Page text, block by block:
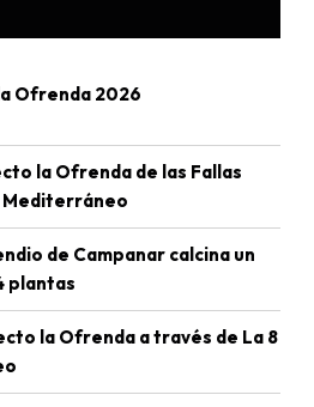
Ofrenda 2026
la Ofrenda de las Fallas
Mediterráneo
de Campanar calcina un
plantas
la Ofrenda a través de La 8